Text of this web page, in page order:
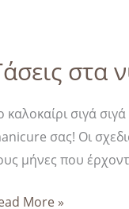
στα
καλοκαίρι σιγά
σας! Οι
μήνες που
More »